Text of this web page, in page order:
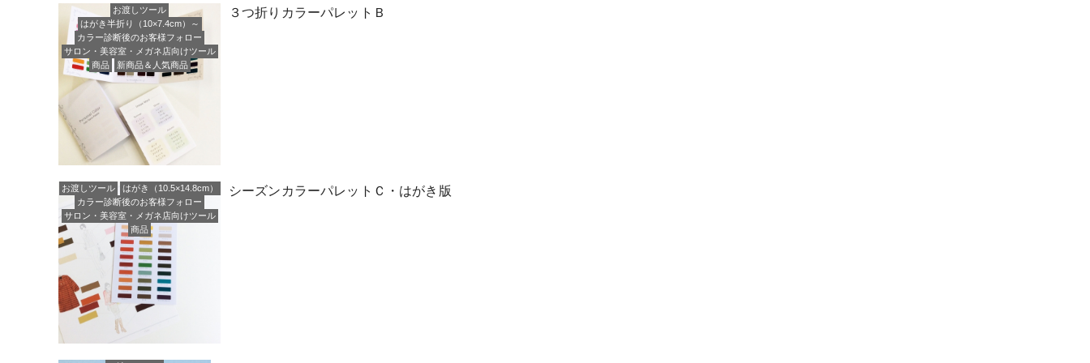
お渡しツール
はがき半折り（10×7.4cm）～
カラー診断後のお客様フォロー
サロン・美容室・メガネ店向けツール
商品
新商品＆人気商品
３つ折りカラーパレットＢ
お渡しツール
はがき（10.5×14.8cm）
カラー診断後のお客様フォロー
サロン・美容室・メガネ店向けツール
商品
シーズンカラーパレットＣ・はがき版